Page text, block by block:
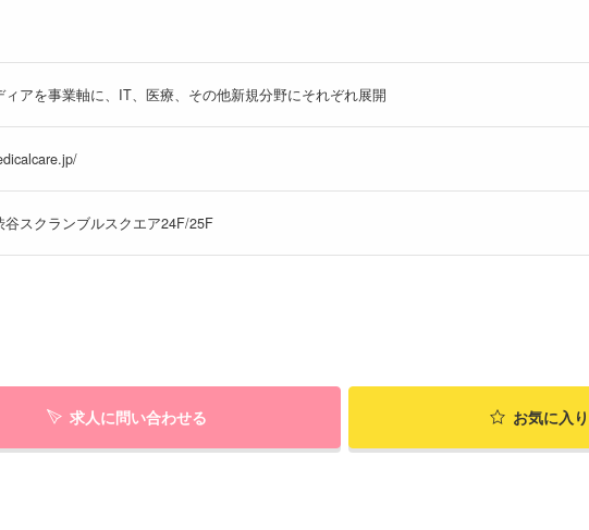
ィアを事業軸に、IT、医療、その他新規分野にそれぞれ展開
谷スクランブルスクエア24F/25F
求人に問い合わせる お気に入